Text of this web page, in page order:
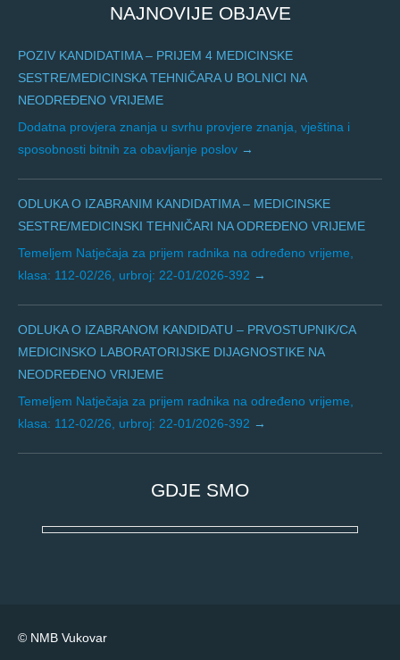
NAJNOVIJE OBJAVE
POZIV KANDIDATIMA – PRIJEM 4 MEDICINSKE
SESTRE/MEDICINSKA TEHNIČARA U BOLNICI NA
NEODREĐENO VRIJEME
Dodatna provjera znanja u svrhu provjere znanja, vještina i
sposobnosti bitnih za obavljanje poslov
ODLUKA O IZABRANIM KANDIDATIMA – MEDICINSKE
SESTRE/MEDICINSKI TEHNIČARI NA ODREĐENO VRIJEME
Temeljem Natječaja za prijem radnika na određeno vrijeme,
klasa: 112-02/26, urbroj: 22-01/2026-392
ODLUKA O IZABRANOM KANDIDATU – PRVOSTUPNIK/CA
MEDICINSKO LABORATORIJSKE DIJAGNOSTIKE NA
NEODREĐENO VRIJEME
Temeljem Natječaja za prijem radnika na određeno vrijeme,
klasa: 112-02/26, urbroj: 22-01/2026-392
GDJE SMO
© NMB Vukovar